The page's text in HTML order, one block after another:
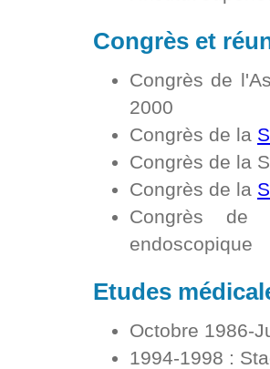
Congrès et
Congrès de
2000
Congrès de la
Congrès de la
Congrès de la
Congrès
endoscopique
Etudes
Octobre 1986-
1994-1998 :